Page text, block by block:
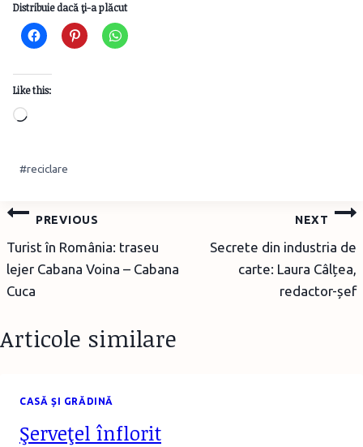
Distribuie dacă ţi-a plăcut
Like this:
Loading…
#reciclare
Post
navigation
PREVIOUS
Turist în România: traseu
lejer Cabana Voina – Cabana
Cuca
NEXT
Secrete din industria de
carte: Laura Câlțea,
redactor-șef
Articole similare
CASĂ ȘI GRĂDINĂ
Şerveţel înflorit